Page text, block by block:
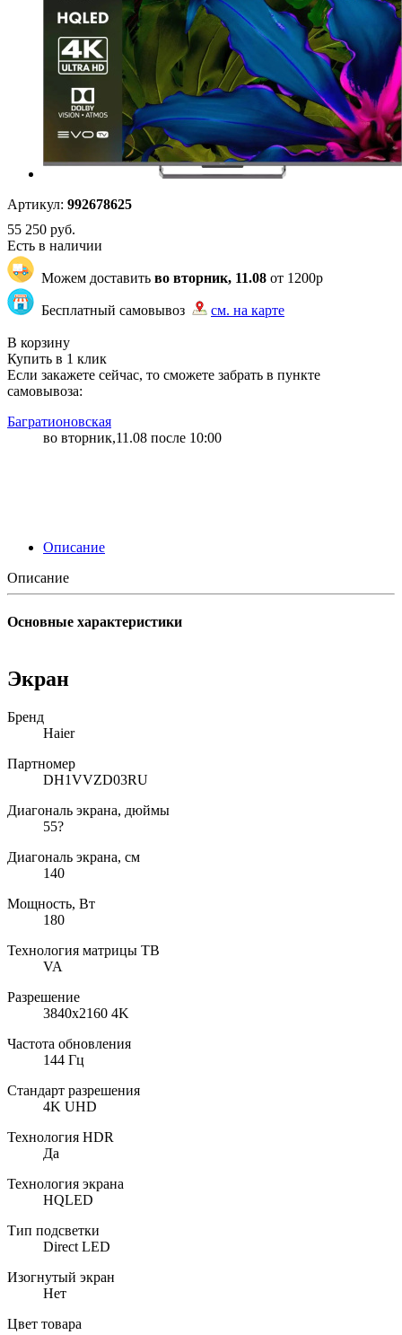
Артикул: 992678625
55 250 руб.
Есть в наличии
Можем доставить во вторник, 11.08 от 1200р
Бесплатный самовывоз
см. на карте
В корзину
Купить в 1 клик
Если закажете сейчас, то сможете забрать в пункте
самовывоза:
Багратионовская
во вторник,11.08 после 10:00
Описание
Описание
Основные характеристики
Экран
Бренд
Haier
Партномер
DH1VVZD03RU
Диагональ экрана, дюймы
55?
Диагональ экрана, см
140
Мощность, Вт
180
Технология матрицы ТВ
VA
Разрешение
3840x2160 4K
Частота обновления
144 Гц
Стандарт разрешения
4K UHD
Технология HDR
Да
Технология экрана
HQLED
Тип подсветки
Direct LED
Изогнутый экран
Нет
Цвет товара